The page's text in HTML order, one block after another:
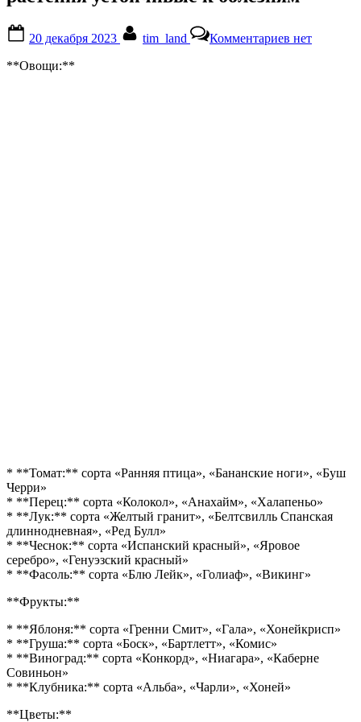
on
20 декабря 2023 tim_land Комментариевзаписи
нет
**Овощи:**
* **Томат:** сорта «Ранняя птица», «Бананские ноги», «Буш
Черри»
* **Перец:** сорта «Колокол», «Анахайм», «Халапеньо»
* **Лук:** сорта «Желтый гранит», «Белтсвилль Спанская
длиннодневная», «Ред Булл»
* **Чеснок:** сорта «Испанский красный», «Яровое
серебро», «Генуэзский красный»
* **Фасоль:** сорта «Блю Лейк», «Голиаф», «Викинг»
**Фрукты:**
* **Яблоня:** сорта «Гренни Смит», «Гала», «Хонейкрисп»
* **Груша:** сорта «Боск», «Бартлетт», «Комис»
* **Виноград:** сорта «Конкорд», «Ниагара», «Каберне
Совиньон»
* **Клубника:** сорта «Альба», «Чарли», «Хоней»
**Цветы:**